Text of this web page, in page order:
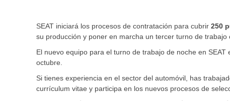
SEAT iniciará los procesos de contratación para cubrir 250
su producción y poner en marcha un tercer turno de trabajo
El nuevo equipo para el turno de trabajo de noche en
octubre.
Si tienes experiencia en el sector del automóvil, has
currículum vitae y participa en los nuevos procesos de